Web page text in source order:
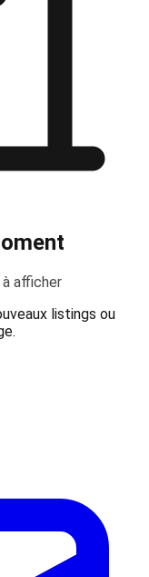
afficher
listings ou